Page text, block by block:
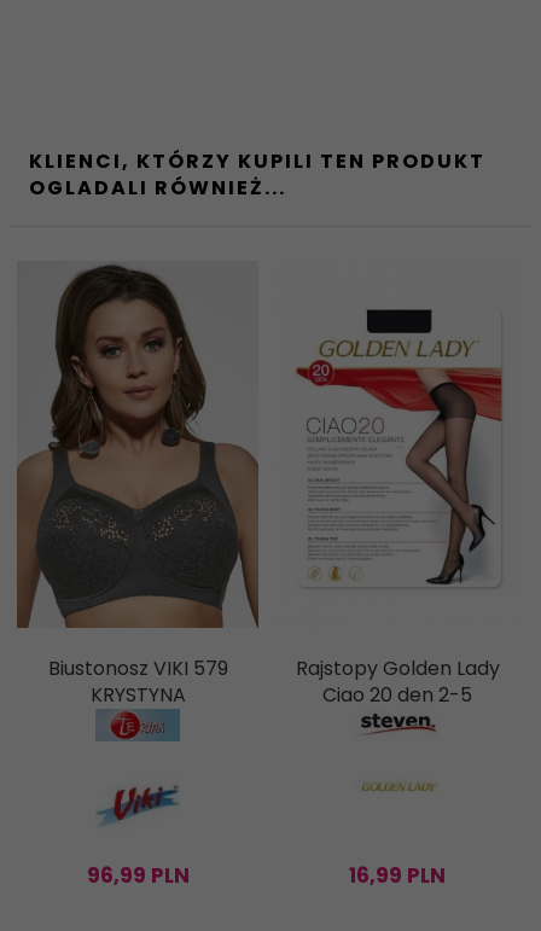
KLIENCI, KTÓRZY KUPILI TEN PRODUKT
OGLADALI RÓWNIEŻ...
Biustonosz VIKI 579
KRYSTYNA
96,99 PLN
Rajstopy Golden Lady
Ciao 20 den 2-5
16,99 PLN